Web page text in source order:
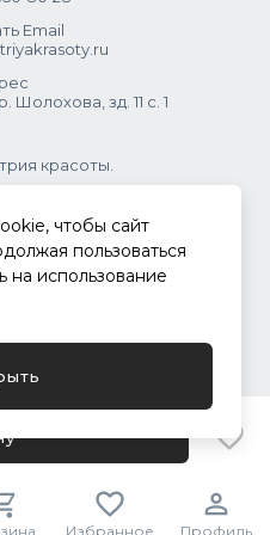
Избранное Профиль
Email
Шолохова, зд. 11 с. 1
красоты.
.
чтобы сайт
пользоваться
на использование